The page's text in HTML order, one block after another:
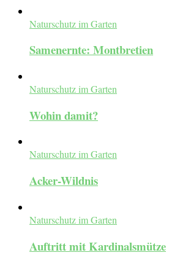
Naturschutz im Garten
Samenernte: Montbretien
Naturschutz im Garten
Wohin damit?
Naturschutz im Garten
Acker-Wildnis
Naturschutz im Garten
Auftritt mit Kardinalsmütze